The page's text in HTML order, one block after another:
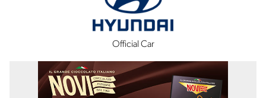
Official Car